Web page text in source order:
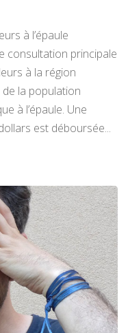
à l’épaule
consultation principale
à la région
la population
à l’épaule. Une
est déboursée...